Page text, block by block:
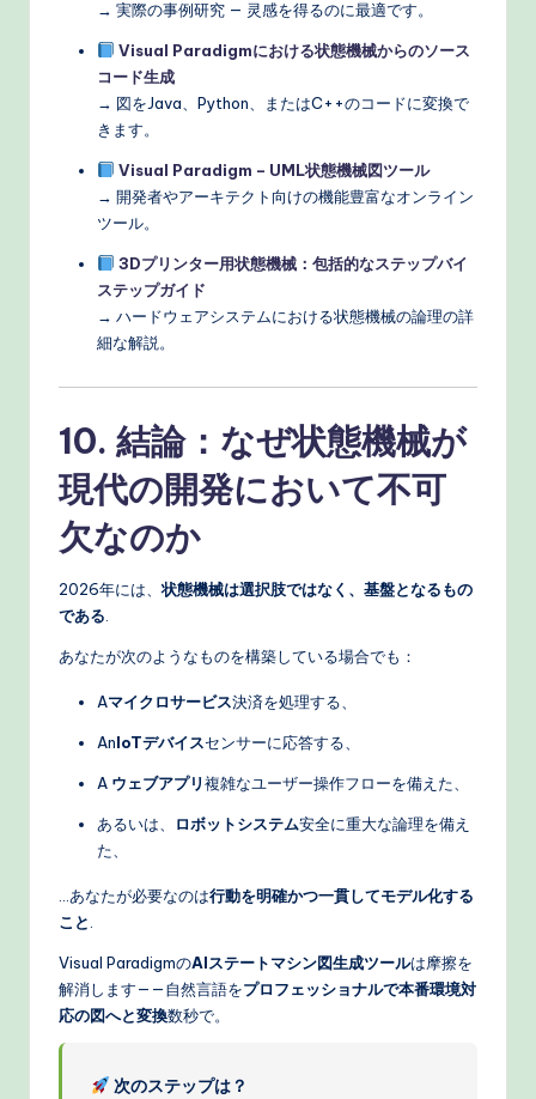
→ 実際の事例研究 — 灵感を得るのに最適です。
Visual Paradigmにおける状態機械からのソース
コード生成
→ 図をJava、Python、またはC++のコードに変換で
きます。
Visual Paradigm – UML状態機械図ツール
→ 開発者やアーキテクト向けの機能豊富なオンライン
ツール。
3Dプリンター用状態機械：包括的なステップバイ
ステップガイド
→ ハードウェアシステムにおける状態機械の論理の詳
細な解説。
10. 結論：なぜ状態機械が
現代の開発において不可
欠なのか
2026年には、状態機械は選択肢ではなく、基盤となるもの
である
あなたが次のようなものを構築している場合でも：
Aマイクロサービス決済を処理する、
AnIoTデバイスセンサーに応答する、
A ウェブアプリ複雑なユーザー操作フローを備えた、
あるいは、 ロボットシステム安全に重大な論理を備え
た、
…あなたが必要なのは行動を明確かつ一貫してモデル化する
こと
Visual ParadigmのAIステートマシン図生成ツールは摩擦を
解消します——自然言語をプロフェッショナルで本番環境対
応の図へと変換数秒で。
次のステップは？